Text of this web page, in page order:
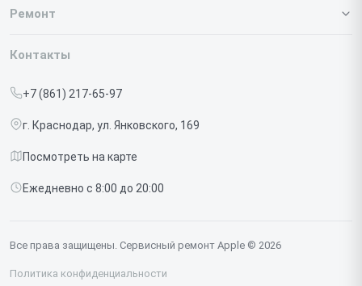
О нашем сервисе
Срочный ремонт
Доставка и способы оплаты
Диагностика
Контакты
Ремонт
Iphone
Studio Display
Контакты
+7 (861) 217-65-97
г. Краснодар, ул. Янковского, 169
Посмотреть на карте
Ежедневно с 8:00 до 20:00
Все права защищены. Сервисный ремонт Apple © 2026
Политика конфиденциальности